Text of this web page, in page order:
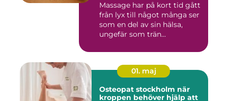
Massage har på kort tid gått
från lyx till något många ser
som en del av sin hälsa,
ungefär som trän...
01. maj
Osteopat stockholm när
kroppen behöver hjälp att